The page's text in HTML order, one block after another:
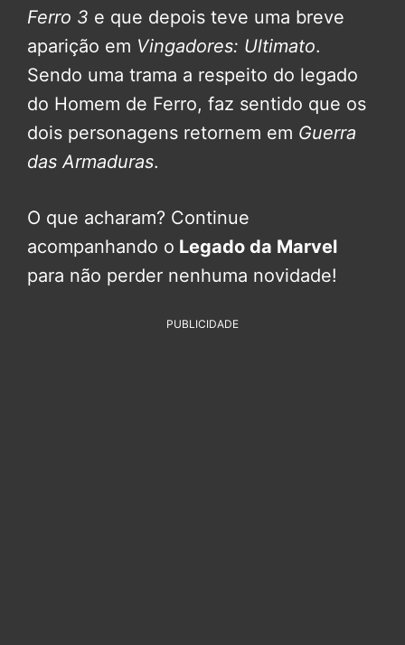
Ferro 3 e que depois teve uma breve
aparição em Vingadores: Ultimato.
Sendo uma trama a respeito do legado
do Homem de Ferro, faz sentido que os
dois personagens retornem em Guerra
das Armaduras.
O que acharam? Continue
acompanhando o Legado da Marvel
para não perder nenhuma novidade!
PUBLICIDADE